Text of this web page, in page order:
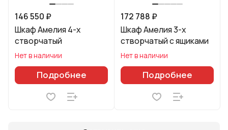
146 550 ₽
Шкаф Амелия 4-х
створчатый
Нет в наличии
Подробнее
172 788 ₽
Шкаф Амелия 3-х
створчатый с ящиками
Нет в наличии
Подробнее